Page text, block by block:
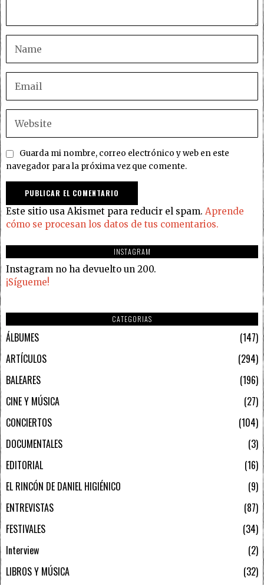
Guarda mi nombre, correo electrónico y web en este
navegador para la próxima vez que comente.
Este sitio usa Akismet para reducir el spam. Aprende
cómo se procesan los datos de tus comentarios.
INSTAGRAM
Instagram no ha devuelto un 200.
¡Sígueme!
CATEGORIAS
ÁLBUMES
147
ARTÍCULOS
294
BALEARES
196
CINE Y MÚSICA
27
CONCIERTOS
104
DOCUMENTALES
3
EDITORIAL
16
EL RINCÓN DE DANIEL HIGIÉNICO
9
ENTREVISTAS
87
FESTIVALES
34
Interview
2
LIBROS Y MÚSICA
32